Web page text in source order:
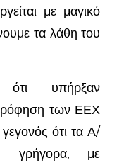
με μαγικό
τα λάθη του
ότι υπήρξαν
των ΕΕΧ
ότι τα Α/
γρήγορα, με